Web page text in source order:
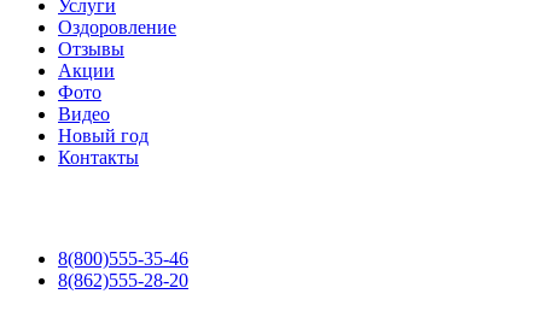
Услуги
Оздоровление
Отзывы
Акции
Фото
Видео
Новый год
Контакты
8(800)555-35-46
8(862)555-28-20